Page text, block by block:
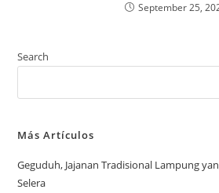
September 25,
Search
Más Artículos
Geguduh, Jajanan Tradisional Lampung
Selera